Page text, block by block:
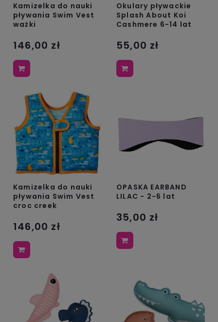
Kamizelka do nauki
pływania Swim Vest
ważki
146,00 zł
Okulary pływackie
Splash About Koi
Cashmere 6-14 lat
55,00 zł
Kamizelka do nauki
pływania Swim Vest
croc creek
146,00 zł
OPASKA EARBAND
LILAC - 2-6 lat
35,00 zł